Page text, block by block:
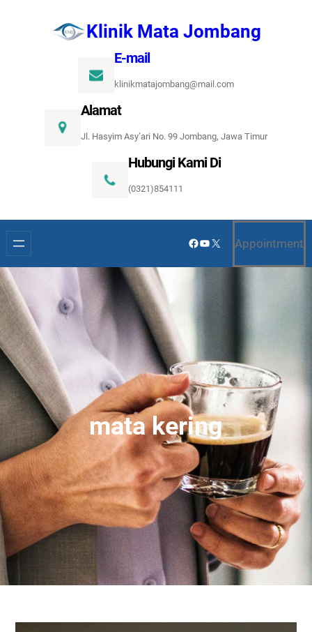
Klinik Mata Jombang
E-mail
klinikmatajombang@mail.com
Alamat
Jl. Hasyim Asy’ari No. 99 Jombang, Jawa Timur
Hubungi Kami Di
(0321)854111
Facebook
YouTube
X Appointment
mata kering